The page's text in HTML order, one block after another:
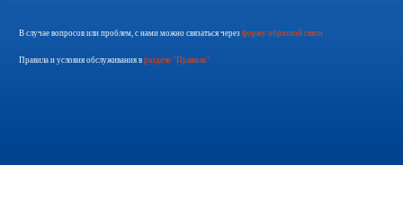
В случае вопросов или проблем, с нами можно связаться через форму обратной связи
Правила и условия обслуживания в разделе "Правила"